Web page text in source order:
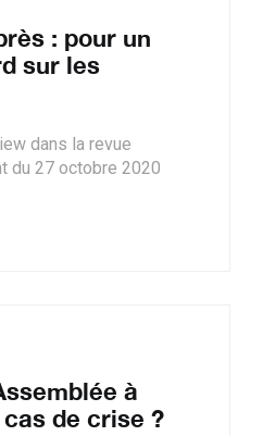
: pour un
sur les
dans la revue
du 27 octobre 2020
à
de crise ?